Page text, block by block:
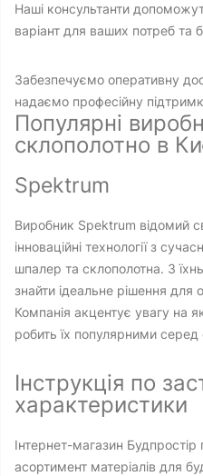
Наші консультанти
варіант для ваших потреб та
Забезпечуємо оперативну
надаємо професійну
Популярні
склополотно в
Spektrum
Виробник Spektrum відомий
інноваційні технології з
шпалер та склополотна. З
знайти ідеальне рішення для
Компанія акцентує увагу на
робить їх популярними серед
Інструкція по
характеристики
Інтернет-магазин
асортимент матеріалів для